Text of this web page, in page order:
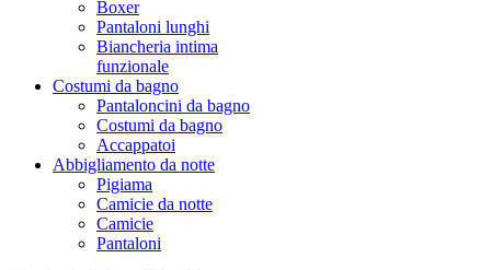
Boxer
Pantaloni lunghi
Biancheria intima
funzionale
Costumi da bagno
Pantaloncini da bagno
Costumi da bagno
Accappatoi
Abbigliamento da notte
Pigiama
Camicie da notte
Camicie
Pantaloni